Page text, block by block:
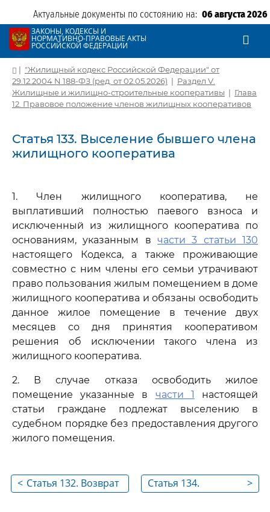
Актуальные документы по состоянию на: 06 августа 2026
ЗАКОНЫ, КОДЕКСЫ И
НОРМАТИВНО-ПРАВОВЫЕ АКТЫ
РОССИЙСКОЙ ФЕДЕРАЦИИ
| "Жилищный кодекс Российской Федерации" от
29.12.2004 N 188-ФЗ (ред. от 02.05.2026) | Раздел V.
Жилищные и жилищно-строительные кооперативы | Глава
12. Правовое положение членов жилищных кооперативов
Статья 133. Выселение бывшего члена
жилищного кооператива
1. Член жилищного кооператива, не
выплативший полностью паевого взноса и
исключенный из жилищного кооператива по
основаниям, указанным в части 3 статьи 130
настоящего Кодекса, а также проживающие
совместно с ним члены его семьи утрачивают
право пользования жилым помещением в доме
жилищного кооператива и обязаны освободить
данное жилое помещение в течение двух
месяцев со дня принятия кооперативом
решения об исключении такого члена из
жилищного кооператива.
2. В случае отказа освободить жилое
помещение указанные в части 1 настоящей
статьи граждане подлежат выселению в
судебном порядке без предоставления другого
жилого помещения.
< Статья 132. Возврат
>
Статья 134.